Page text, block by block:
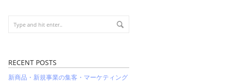
RECENT POSTS
新商品・新規事業の集客・マーケティング